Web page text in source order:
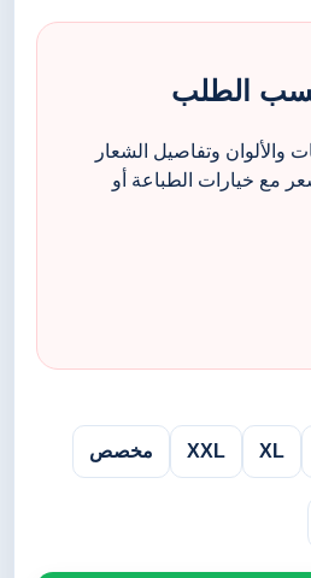
الطلب
والألوان وتفاصيل الشعار
خيارات الطباعة أو
XL
XXL مخصص